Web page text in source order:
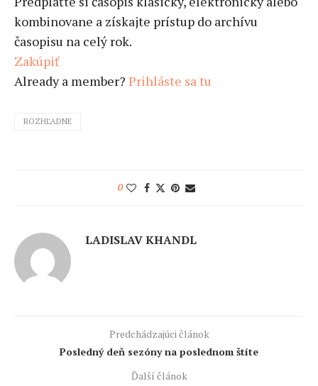
kombinovane a získajte prístup do archívu
časopisu na celý rok.
Zakúpiť
Already a member? Prihláste sa tu
ROZHĽADNE
0
LADISLAV KHANDL
Predchádzajúci článok
Posledný deň sezóny na poslednom štíte
Ďalší článok